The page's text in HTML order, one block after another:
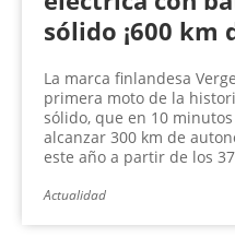
sólido ¡600 km
La marca finlandesa
primera moto de la
sólido, que en 10
alcanzar 300 km de
este año a partir de los
Actualidad